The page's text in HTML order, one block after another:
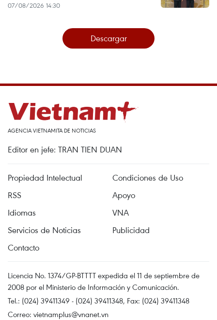
07/08/2026 14:30
Descargar
AGENCIA VIETNAMITA DE NOTICIAS
Editor en jefe: TRAN TIEN DUAN
Propiedad Intelectual
Condiciones de Uso
RSS
Apoyo
Idiomas
VNA
Servicios de Noticias
Publicidad
Contacto
Licencia No. 1374/GP-BTTTT expedida el 11 de septiembre de
2008 por el Ministerio de Información y Comunicación.
Tel.: (024) 39411349 - (024) 39411348, Fax: (024) 39411348
Correo: vietnamplus@vnanet.vn